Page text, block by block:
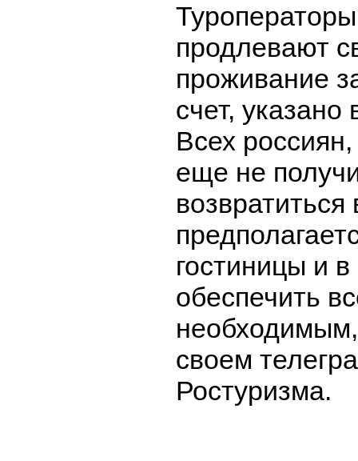
продлевают
проживание
счет,
Всех
еще не
гостиницы и
обеспечить
своем
Ростуризма.